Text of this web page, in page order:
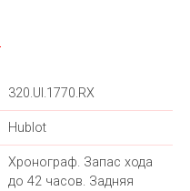
320.UI.1770.RX
Hublot
Хронограф. Запас хода
до 42 часов. Задняя